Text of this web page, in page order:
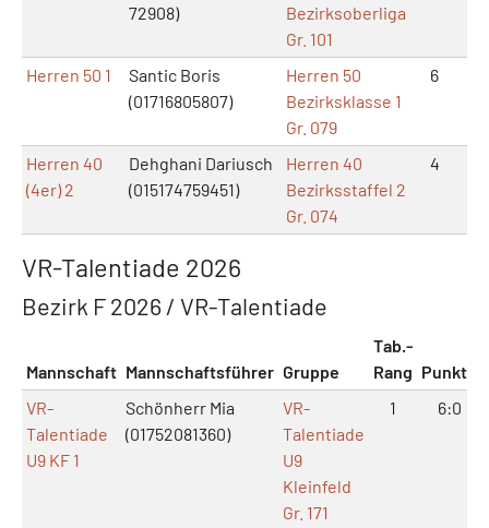
72908)
Bezirksoberliga
Gr. 101
Herren 50 1
Santic Boris
(01716805807)
Herren 50
Bezirksklasse 1
Gr. 079
6
Herren 40
(4er) 2
Dehghani Dariusch
(015174759451)
Herren 40
Bezirksstaffel 2
Gr. 074
4
VR-Talentiade 2026
Bezirk F 2026 / VR-Talentiade
Mannschaft Mannschaftsführer Gruppe
Tab.-
Rang Punkte
VR-
Talentiade
U9 KF 1
Schönherr Mia
(01752081360)
VR-
Talentiade
U9
Kleinfeld
Gr. 171
1 6:0